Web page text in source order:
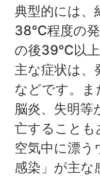
典型的には、
38℃程度の発
の後39℃以上
主な症状は、
などです。ま
脳炎、失明等
亡することも
空気中に漂
感染」が主な